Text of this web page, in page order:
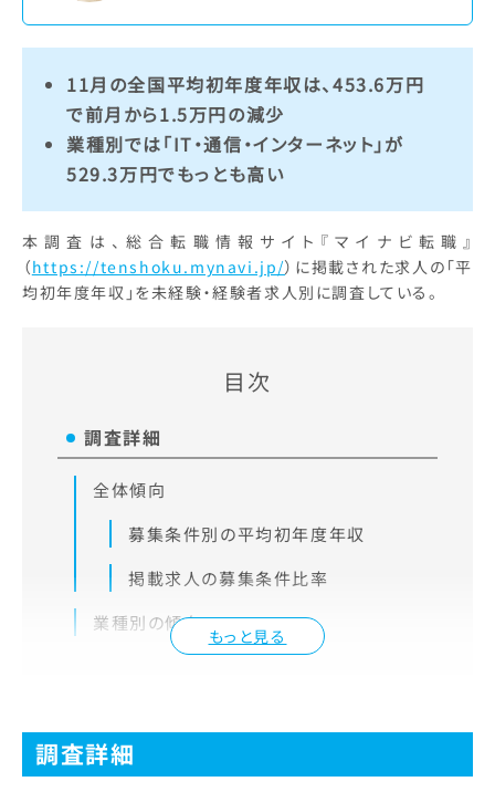
11月の全国平均初年度年収は、453.6万円
で前月から1.5万円の減少
業種別では「IT・通信・インターネット」が
529.3万円でもっとも高い
本調査は、総合転職情報サイト『マイナビ転職』
（https://tenshoku.mynavi.jp/）に掲載された求人の「平
均初年度年収」を未経験・経験者求人別に調査している。
目次
もっと見る
調査詳細
全体傾向
募集条件別の平均初年度年収
掲載求人の募集条件比率
業種別の傾向
調査詳細